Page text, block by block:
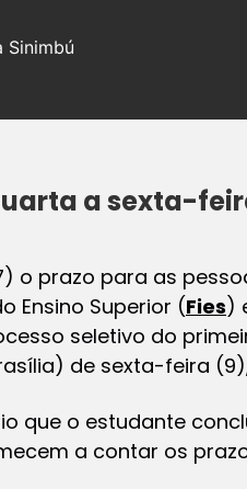
Sinimbú
a sexta-
prazo para as
Ensino Superior (Fies)
seletivo do
de sexta-feira
que o estudante
a contar os